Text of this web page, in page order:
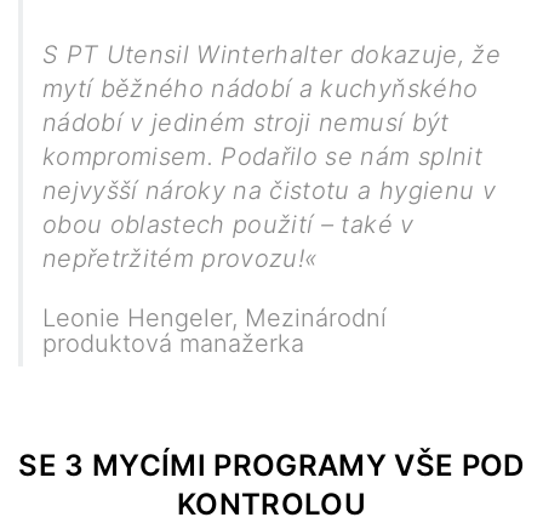
S PT Utensil Winterhalter dokazuje, že
mytí běžného nádobí a kuchyňského
nádobí v jediném stroji nemusí být
kompromisem. Podařilo se nám splnit
nejvyšší nároky na čistotu a hygienu v
obou oblastech použití – také v
nepřetržitém provozu!«
Leonie Hengeler, Mezinárodní
produktová manažerka
SE 3 MYCÍMI PROGRAMY VŠE POD
KONTROLOU